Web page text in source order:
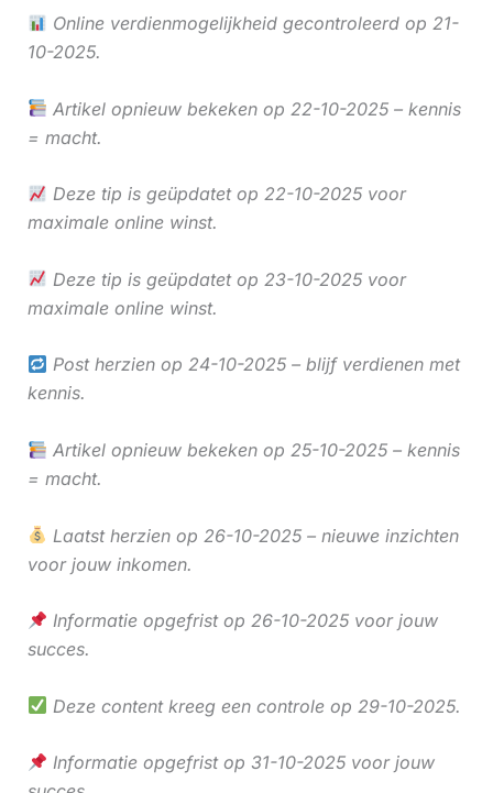
Online verdienmogelijkheid gecontroleerd op 21-
10-2025.
Artikel opnieuw bekeken op 22-10-2025 – kennis
= macht.
Deze tip is geüpdatet op 22-10-2025 voor
maximale online winst.
Deze tip is geüpdatet op 23-10-2025 voor
maximale online winst.
Post herzien op 24-10-2025 – blijf verdienen met
kennis.
Artikel opnieuw bekeken op 25-10-2025 – kennis
= macht.
Laatst herzien op 26-10-2025 – nieuwe inzichten
voor jouw inkomen.
Informatie opgefrist op 26-10-2025 voor jouw
succes.
Deze content kreeg een controle op 29-10-2025.
Informatie opgefrist op 31-10-2025 voor jouw